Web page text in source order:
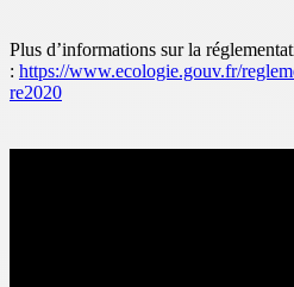
Plus d’informations sur la
: https://www.ecologie.gouv.fr/
re2020